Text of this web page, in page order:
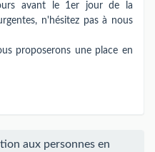
avant le 1er jour de la
n'hésitez pas à nous
proposerons une place en
aux personnes en